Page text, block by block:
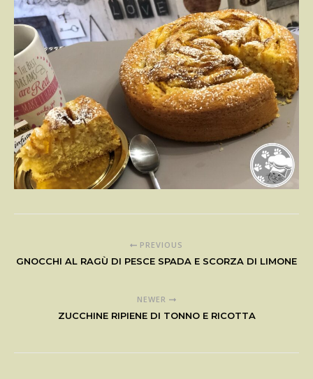
PREVIOUS
GNOCCHI AL RAGÙ DI PESCE SPADA E SCORZA DI LIMONE
NEWER
ZUCCHINE RIPIENE DI TONNO E RICOTTA